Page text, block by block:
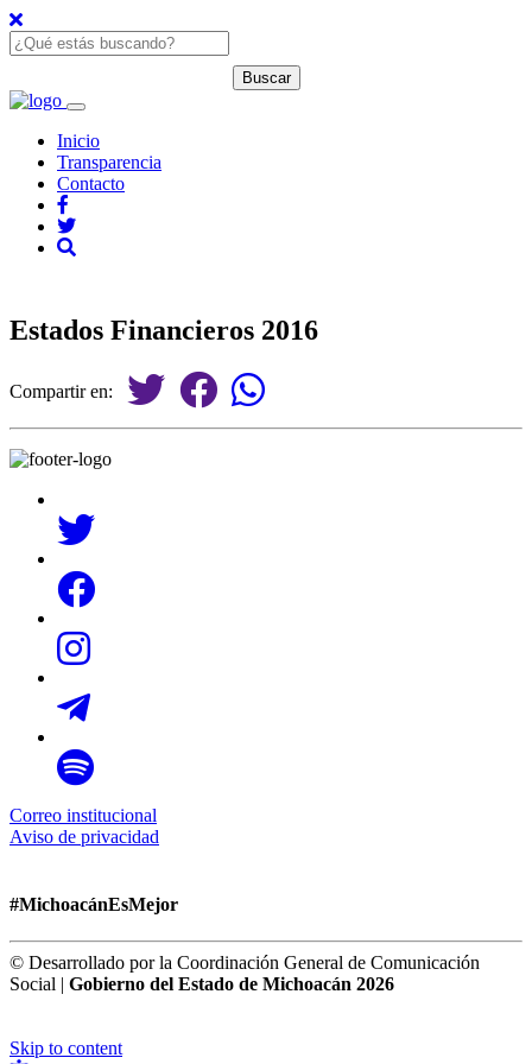
Inicio
Transparencia
Contacto
Estados Financieros 2016
Compartir en:
Correo institucional
Aviso de privacidad
#MichoacánEsMejor
© Desarrollado por la Coordinación General de Comunicación
Social | Gobierno del Estado de Michoacán 2026
Skip to content